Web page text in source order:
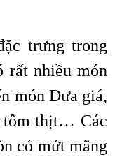
trưng trong
rất nhiều món
món Dưa giá,
tôm thịt… Các
có mứt mãng